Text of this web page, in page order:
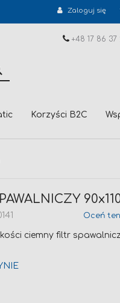
Zaloguj się
+48 17 86 37
Korzyści B2C
Oceń
ciemny filtr